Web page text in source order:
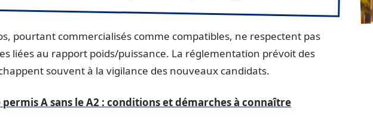
pourtant commercialisés comme compatibles, ne respectent pas
liées au rapport poids/puissance. La réglementation prévoit des
souvent à la vigilance des nouveaux candidats.
permis A sans le A2 : conditions et démarches à connaître